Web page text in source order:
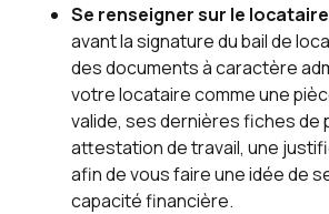
Se renseigner sur le
avant la signature du bail de
des documents à caractère
votre locataire comme une
valide, ses dernières fiches de
attestation de travail, une
afin de vous faire une idée de
capacité financière.